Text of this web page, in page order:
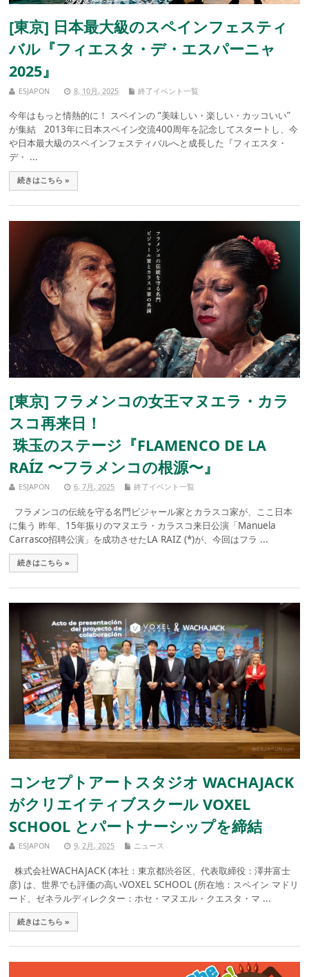
[東京] 日本最大級のスペインフェスティ
バル『フィエスタ・デ・エスパーニャ
2025』
ESJAPON 8, 10月, 2025 終了イベント一覧
今年はもっと情熱的に！ スペインの “美味しい・楽しい・カッコいい”
が集結 2013年に日本スペイン交流400周年を記念してスタートし、今
や日本最大級のスペインフェスティバルへと成長した『フィエスタ・
デ・ ...
続きはこちら »
[東京] フラメンコの女王マヌエラ・カラ
スコ再来日！
珠玉のステージ『FLAMENCO DE LA
RAÍZ 〜フラメンコの根源〜』
ESJAPON 6, 7月, 2025 終了イベント一覧
フラメンコの伝統を守る名門ビジャール家とカラスコ家が、ここ日本
に集う 昨年、15年振りのマヌエラ・カラスコ来日公演「Manuela
Carrasco招聘公演」を成功させたLA RAIZ (*)が、今回はフラ ...
続きはこちら »
コンセプトアートスタジオ WACHAJACK
がクリエイティブスクール VOXEL
SCHOOL とパートナーシップを締結
ESJAPON 9, 2月, 2025 ニュース
株式会社WACHAJACK (本社：東京都渋谷区、代表取締役：澤井富士
彦) は、世界でも評価の高いVOXEL SCHOOL (所在地：スペイン マドリ
ード、ゼネラルディレクター：ホセ・マヌエル・クエスタ・マ ...
続きはこちら »